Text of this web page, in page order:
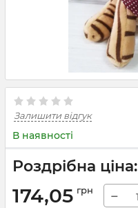
Залишити відгук
В наявності
Роздрібна ціна:
174,05 грн −